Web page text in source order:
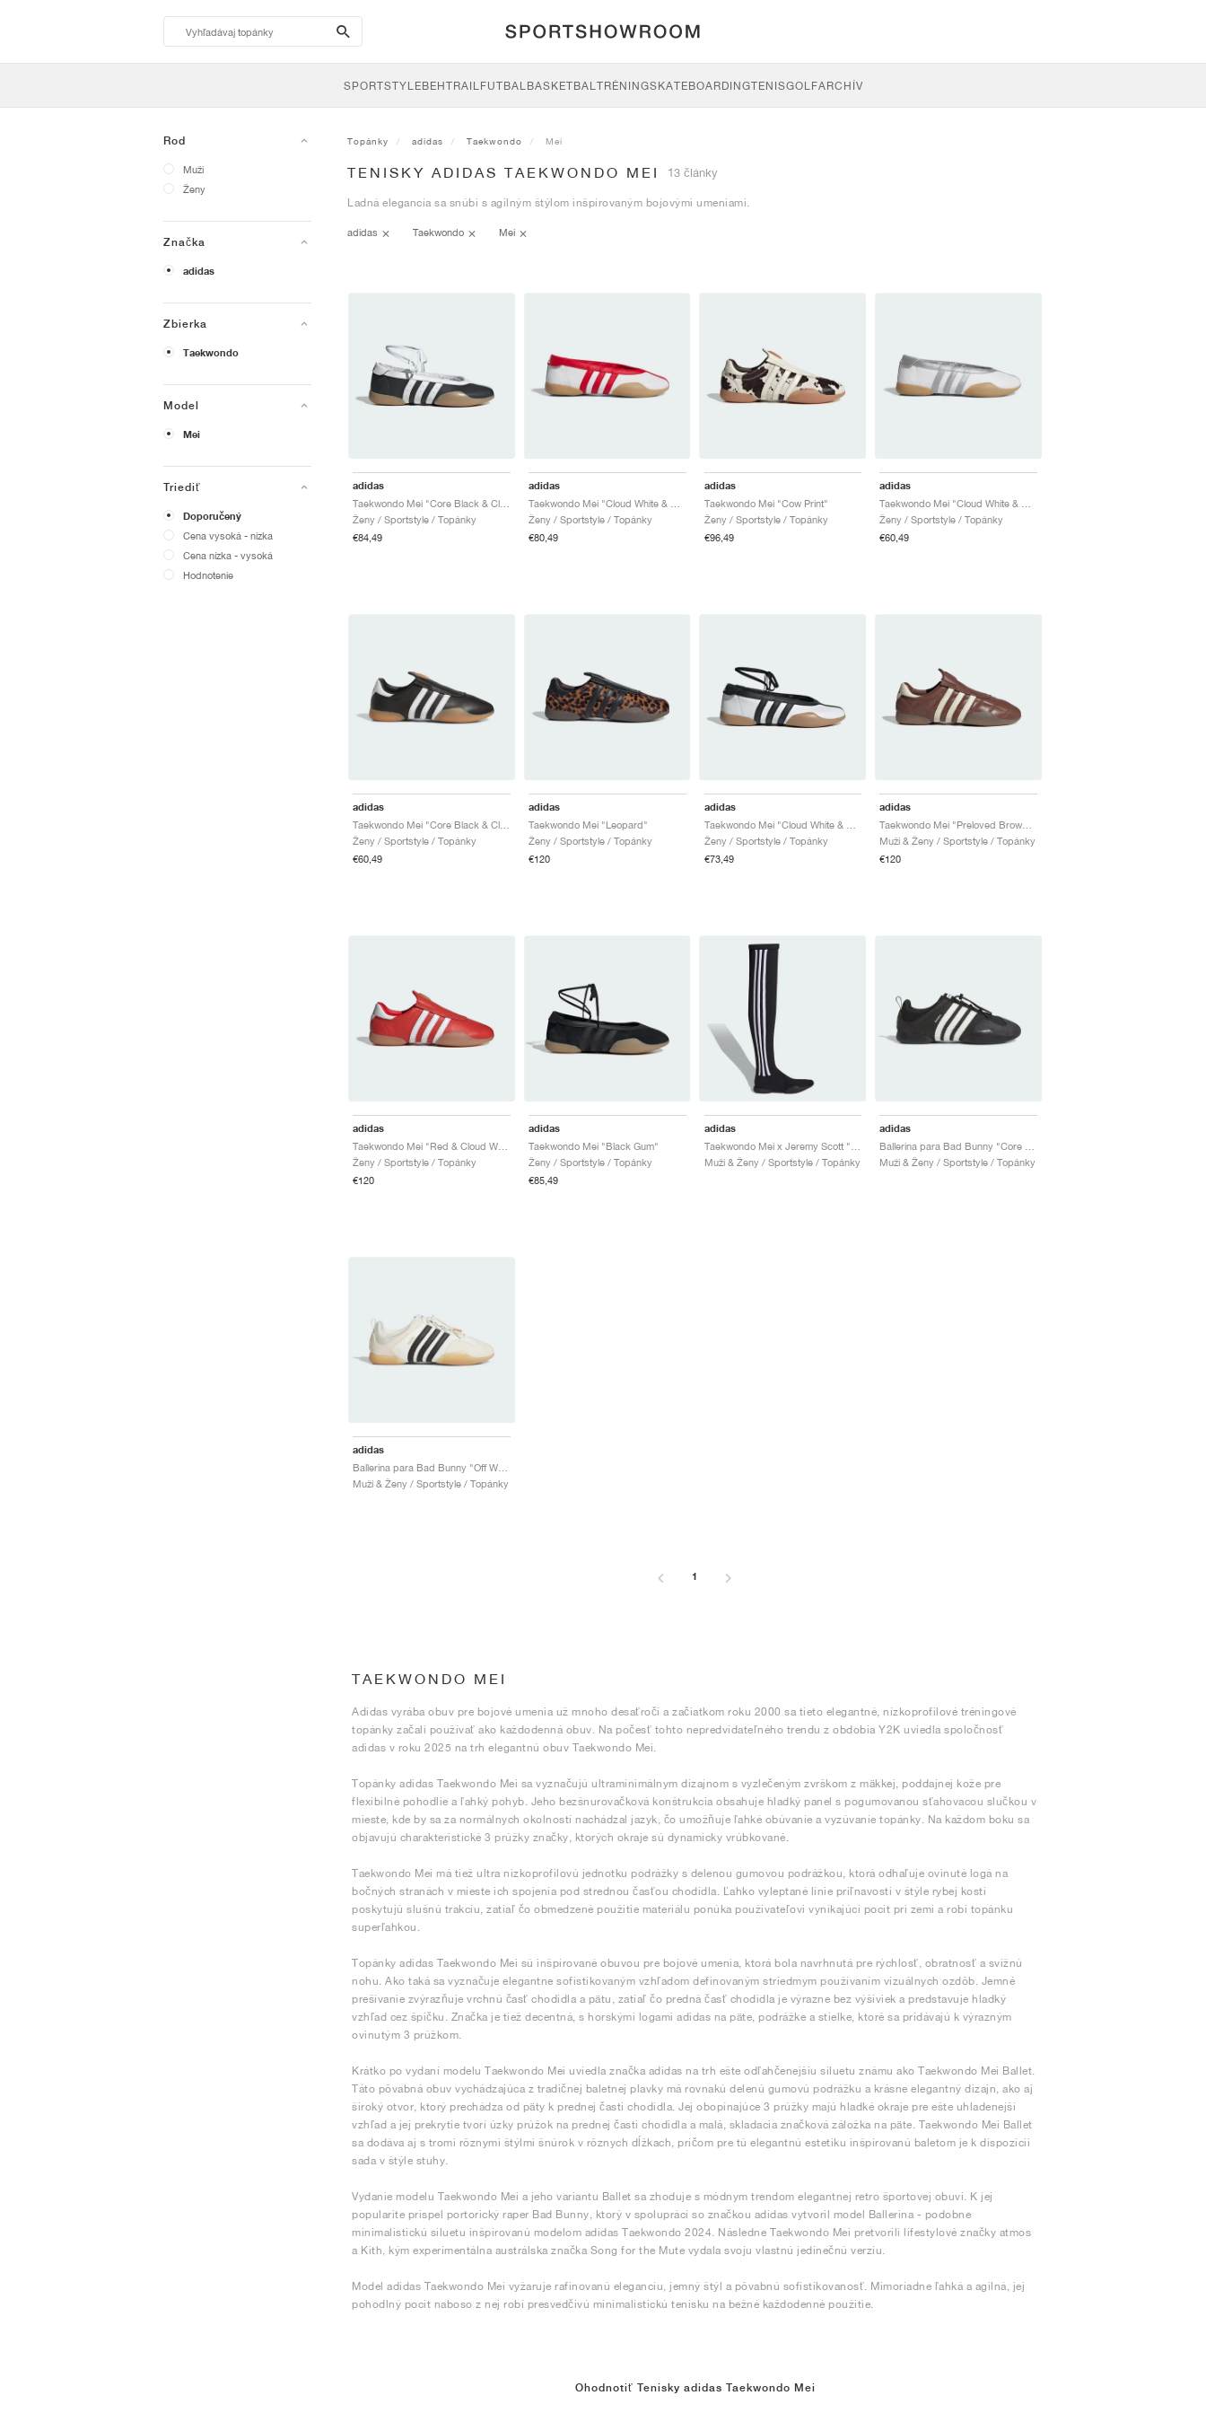
search-
btn
SPORTSTYLEBEHTRAILFUTBALBASKETBALTRÉNINGSKATEBOARDINGTENISGOLFARCHÍV
Rod
Muži
Ženy
Značka
adidas
Zbierka
Taekwondo
Model
Mei
Triediť
Doporučený
Cena vysoká - nízka
Cena nízka - vysoká
Hodnotenie
Topánky adidas Taekwondo Mei
TENISKY ADIDAS TAEKWONDO MEI 13 články
Ladná elegancia sa snúbi s agilným štýlom inšpirovaným bojovými umeniami.
adidas Taekwondo Mei
adidas
Ženy / Sportstyle / Topánky
€84,49
adidas
Ženy / Sportstyle / Topánky
€80,49
adidas
Taekwondo Mei "Cow Print"
Ženy / Sportstyle / Topánky
€96,49
adidas
Ženy / Sportstyle / Topánky
€60,49
adidas
Ženy / Sportstyle / Topánky
€60,49
adidas
Taekwondo Mei "Leopard"
Ženy / Sportstyle / Topánky
€120
adidas
Ženy / Sportstyle / Topánky
€73,49
adidas
Muži & Ženy / Sportstyle / Topánky
€120
adidas
Ženy / Sportstyle / Topánky
€120
adidas
Taekwondo Mei "Black Gum"
Ženy / Sportstyle / Topánky
€85,49
adidas
Muži & Ženy / Sportstyle / Topánky
adidas
Muži & Ženy / Sportstyle / Topánky
adidas
Muži & Ženy / Sportstyle / Topánky
1
TAEKWONDO MEI
Adidas vyrába obuv pre bojové umenia už mnoho desaťročí a začiatkom roku 2000 sa tieto elegantné, nízkoprofilové tréningové
topánky začali používať ako každodenná obuv. Na počesť tohto nepredvídateľného trendu z obdobia Y2K uviedla spoločnosť
adidas v roku 2025 na trh elegantnú obuv Taekwondo Mei.
Topánky adidas Taekwondo Mei sa vyznačujú ultraminimálnym dizajnom s vyzlečeným zvrškom z mäkkej, poddajnej kože pre
flexibilné pohodlie a ľahký pohyb. Jeho bezšnurovačková konštrukcia obsahuje hladký panel s pogumovanou sťahovacou slučkou v
mieste, kde by sa za normálnych okolností nachádzal jazyk, čo umožňuje ľahké obúvanie a vyzúvanie topánky. Na každom boku sa
objavujú charakteristické 3 prúžky značky, ktorých okraje sú dynamicky vrúbkované.
Taekwondo Mei má tiež ultra nízkoprofilovú jednotku podrážky s delenou gumovou podrážkou, ktorá odhaľuje ovinuté logá na
bočných stranách v mieste ich spojenia pod strednou časťou chodidla. Ľahko vyleptané línie priľnavosti v štýle rybej kosti
poskytujú slušnú trakciu, zatiaľ čo obmedzené použitie materiálu ponúka používateľovi vynikajúci pocit pri zemi a robí topánku
superľahkou.
Topánky adidas Taekwondo Mei sú inšpirované obuvou pre bojové umenia, ktorá bola navrhnutá pre rýchlosť, obratnosť a svižnú
nohu. Ako taká sa vyznačuje elegantne sofistikovaným vzhľadom definovaným striedmym používaním vizuálnych ozdôb. Jemné
prešívanie zvýrazňuje vrchnú časť chodidla a pätu, zatiaľ čo predná časť chodidla je výrazne bez výšiviek a predstavuje hladký
vzhľad cez špičku. Značka je tiež decentná, s horskými logami adidas na päte, podrážke a stielke, ktoré sa pridávajú k výrazným
ovinutým 3 prúžkom.
Krátko po vydaní modelu Taekwondo Mei uviedla značka adidas na trh ešte odľahčenejšiu siluetu známu ako Taekwondo Mei Ballet.
Táto pôvabná obuv vychádzajúca z tradičnej baletnej plavky má rovnakú delenú gumovú podrážku a krásne elegantný dizajn, ako aj
široký otvor, ktorý prechádza od päty k prednej časti chodidla. Jej obopínajúce 3 prúžky majú hladké okraje pre ešte uhladenejší
vzhľad a jej prekrytie tvorí úzky prúžok na prednej časti chodidla a malá, skladacia značková záložka na päte. Taekwondo Mei Ballet
sa dodáva aj s tromi rôznymi štýlmi šnúrok v rôznych dĺžkach, pričom pre tú elegantnú estetiku inšpirovanú baletom je k dispozícii
sada v štýle stuhy.
Vydanie modelu Taekwondo Mei a jeho variantu Ballet sa zhoduje s módnym trendom elegantnej retro športovej obuvi. K jej
popularite prispel portorický raper Bad Bunny, ktorý v spolupráci so značkou adidas vytvoril model Ballerina - podobne
minimalistickú siluetu inšpirovanú modelom adidas Taekwondo 2024. Následne Taekwondo Mei pretvorili lifestylové značky atmos
a Kith, kým experimentálna austrálska značka Song for the Mute vydala svoju vlastnú jedinečnú verziu.
Model adidas Taekwondo Mei vyžaruje rafinovanú eleganciu, jemný štýl a pôvabnú sofistikovanosť. Mimoriadne ľahká a agilná, jej
pohodlný pocit naboso z nej robí presvedčivú minimalistickú tenisku na bežné každodenné použitie.
Ohodnotiť Tenisky adidas Taekwondo Mei